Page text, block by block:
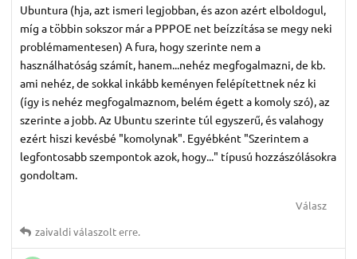
Ubuntura (hja, azt ismeri legjobban, és azon azért elboldogul,
míg a többin sokszor már a PPPOE net beízzítása se megy neki
problémamentesen) A fura, hogy szerinte nem a
használhatóság számít, hanem...nehéz megfogalmazni, de kb.
ami nehéz, de sokkal inkább keményen felépítettnek néz ki
(így is nehéz megfogalmaznom, belém égett a komoly szó), az
szerinte a jobb. Az Ubuntu szerinte túl egyszerű, és valahogy
ezért hiszi kevésbé "komolynak". Egyébként "Szerintem a
legfontosabb szempontok azok, hogy..." típusú hozzászólásokra
gondoltam.
Válasz
zaivaldiválaszolt erre.